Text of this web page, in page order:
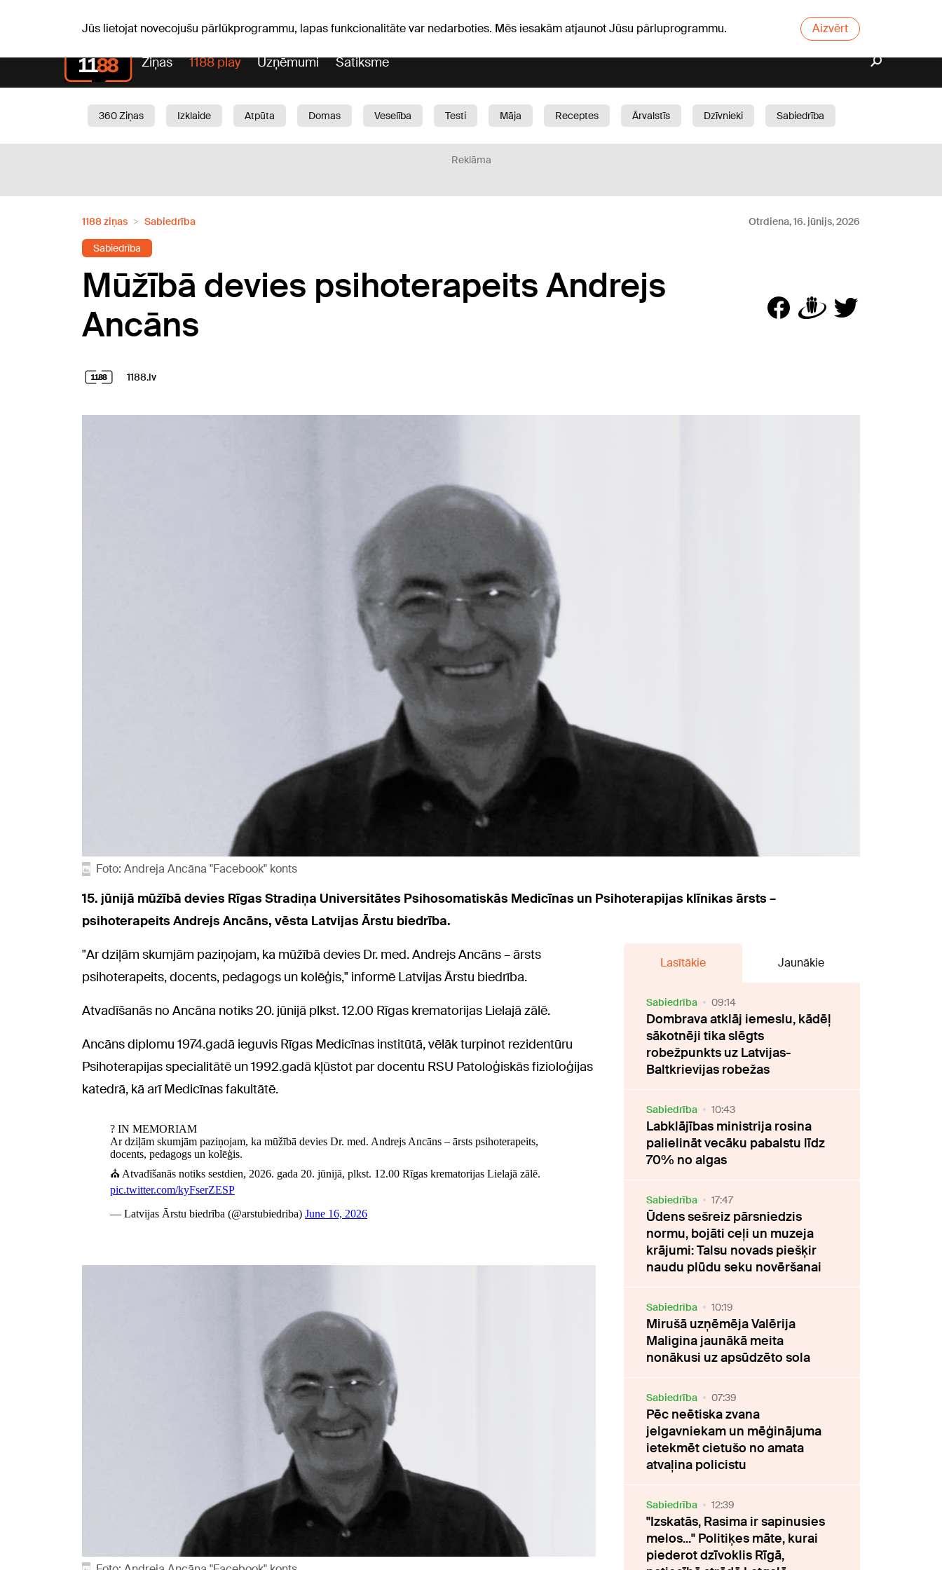
Jūs lietojat novecojušu pārlūkprogrammu, lapas funkcionalitāte var nedarboties. Mēs iesakām atjaunot Jūsu pārluprogrammu. Aizvērt
Ziņas 1188 play Uzņēmumi Satiksme
360 Ziņas Izklaide Atpūta Domas Veselība Testi Māja Receptes Ārvalstīs Dzīvnieki
Sabiedrība
Reklāma
1188 ziņas Sabiedrība Otrdiena, 16. jūnijs, 2026
Sabiedrība
Mūžībā devies psihoterapeits Andrejs
Ancāns
1188.lv
Foto: Andreja Ancāna "Facebook" konts
15. jūnijā mūžībā devies Rīgas Stradiņa Universitātes Psihosomatiskās Medicīnas un Psihoterapijas klīnikas ārsts –
psihoterapeits Andrejs Ancāns, vēsta Latvijas Ārstu biedrība.
"Ar dziļām skumjām paziņojam, ka mūžībā devies Dr. med. Andrejs Ancāns – ārsts
psihoterapeits, docents, pedagogs un kolēģis," informē Latvijas Ārstu biedrība.
Atvadīšanās no Ancāna notiks 20. jūnijā plkst. 12.00 Rīgas krematorijas Lielajā zālē.
Ancāns diplomu 1974.gadā ieguvis Rīgas Medicīnas institūtā, vēlāk turpinot rezidentūru
Psihoterapijas specialitātē un 1992.gadā kļūstot par docentu RSU Patoloģiskās fizioloģijas
katedrā, kā arī Medicīnas fakultātē.
Lasītākie Jaunākie
Sabiedrība 09:14
Dombrava atklāj iemeslu, kādēļ
sākotnēji tika slēgts
robežpunkts uz Latvijas-
Baltkrievijas robežas
Sabiedrība 10:43
Labklājības ministrija rosina
palielināt vecāku pabalstu līdz
70% no algas
Sabiedrība 17:47
Ūdens sešreiz pārsniedzis
normu, bojāti ceļi un muzeja
krājumi: Talsu novads piešķir
naudu plūdu seku novēršanai
Sabiedrība 10:19
Mirušā uzņēmēja Valērija
Maligina jaunākā meita
nonākusi uz apsūdzēto sola
Sabiedrība 07:39
Pēc neētiska zvana
jelgavniekam un mēģinājuma
ietekmēt cietušo no amata
atvaļina policistu
Sabiedrība 12:39
"Izskatās, Rasima ir sapinusies
melos..." Politiķes māte, kurai
piederot dzīvoklis Rīgā,